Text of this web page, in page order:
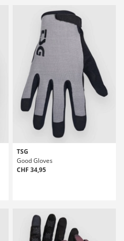
TSG
Good Gloves
CHF 34,95